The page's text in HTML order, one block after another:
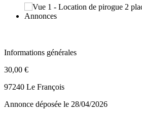
Informations générales
30,00 €
97240 Le François
Annonce déposée le 28/04/2026